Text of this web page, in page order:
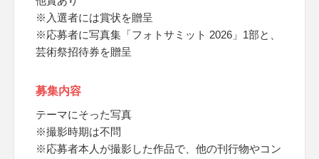
※入選者には賞状を贈呈
※応募者に写真集「フォトサミット 2026」1部と、
芸術祭招待券を贈呈
募集内容
テーマにそった写真
※撮影時期は不問
※応募者本人が撮影した作品で、他の刊行物やコン